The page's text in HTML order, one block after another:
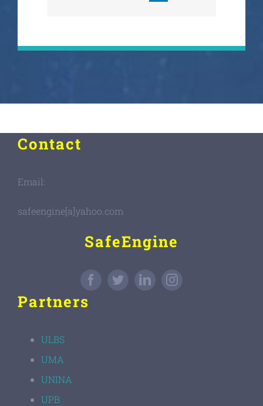
Contact
Email:
safeengine[a]yahoo.com
SafeEngine
Partners
ULBS
UMA
UNINA
UPB